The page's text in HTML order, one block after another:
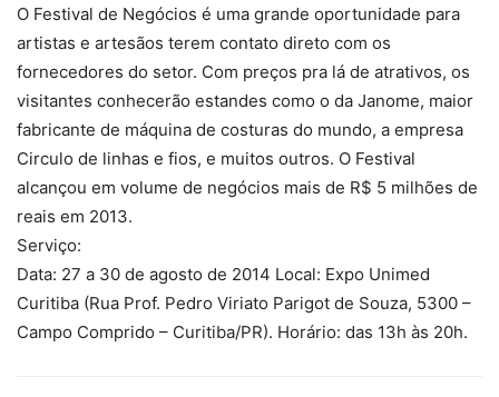
O Festival de Negócios é uma grande oportunidade para
artistas e artesãos terem contato direto com os
fornecedores do setor. Com preços pra lá de atrativos, os
visitantes conhecerão estandes como o da Janome, maior
fabricante de máquina de costuras do mundo, a empresa
Circulo de linhas e fios, e muitos outros. O Festival
alcançou em volume de negócios mais de R$ 5 milhões de
reais em 2013.
Serviço:
Data: 27 a 30 de agosto de 2014 Local: Expo Unimed
Curitiba (Rua Prof. Pedro Viriato Parigot de Souza, 5300 –
Campo Comprido – Curitiba/PR). Horário: das 13h às 20h.